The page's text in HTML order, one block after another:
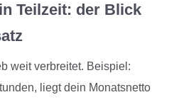
Teilzeit: der Blick
weit verbreitet. Beispiel:
liegt dein Monatsnetto